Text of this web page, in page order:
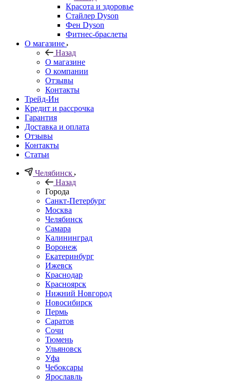
Красота и здоровье
Стайлер Dyson
Фен Dyson
Фитнес-браслеты
О магазине
Назад
О магазине
О компании
Отзывы
Контакты
Трейд-Ин
Кредит и рассрочка
Гарантия
Доставка и оплата
Отзывы
Контакты
Статьи
Челябинск
Назад
Города
Санкт-Петербург
Москва
Челябинск
Самара
Калининград
Воронеж
Екатеринбург
Ижевск
Краснодар
Красноярск
Нижний Новгород
Новосибирск
Пермь
Саратов
Сочи
Тюмень
Ульяновск
Уфа
Чебоксары
Ярославль